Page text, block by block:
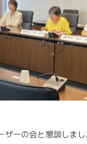
ザーの会と懇談しまし